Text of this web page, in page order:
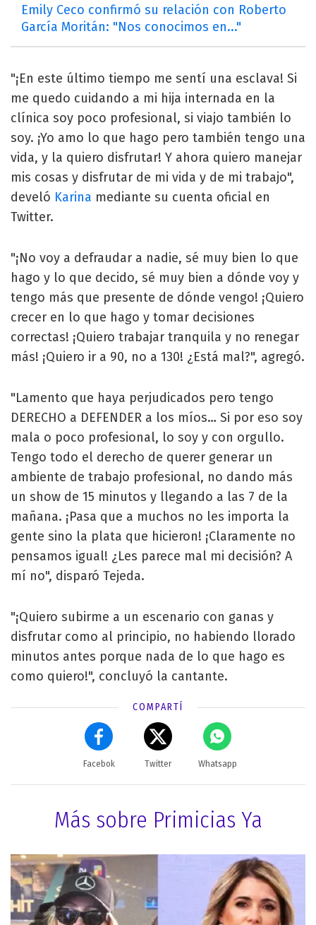
Emily Ceco confirmó su relación con Roberto
García Moritán: "Nos conocimos en..."
"¡En este último tiempo me sentí una esclava! Si
me quedo cuidando a mi hija internada en la
clínica soy poco profesional, si viajo también lo
soy. ¡Yo amo lo que hago pero también tengo una
vida, y la quiero disfrutar! Y ahora quiero manejar
mis cosas y disfrutar de mi vida y de mi trabajo",
develó Karina mediante su cuenta oficial en
Twitter.
"¡No voy a defraudar a nadie, sé muy bien lo que
hago y lo que decido, sé muy bien a dónde voy y
tengo más que presente de dónde vengo! ¡Quiero
crecer en lo que hago y tomar decisiones
correctas! ¡Quiero trabajar tranquila y no renegar
más! ¡Quiero ir a 90, no a 130! ¿Está mal?", agregó.
"Lamento que haya perjudicados pero tengo
DERECHO a DEFENDER a los míos… Si por eso soy
mala o poco profesional, lo soy y con orgullo.
Tengo todo el derecho de querer generar un
ambiente de trabajo profesional, no dando más
un show de 15 minutos y llegando a las 7 de la
mañana. ¡Pasa que a muchos no les importa la
gente sino la plata que hicieron! ¡Claramente no
pensamos igual! ¿Les parece mal mi decisión? A
mí no", disparó Tejeda.
"¡Quiero subirme a un escenario con ganas y
disfrutar como al principio, no habiendo llorado
minutos antes porque nada de lo que hago es
como quiero!", concluyó la cantante.
COMPARTÍ
Facebok Twitter Whatsapp
Más sobre Primicias Ya